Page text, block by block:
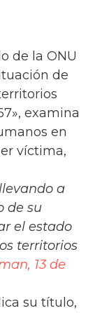
de la ONU
de
examina
en
víctima,
a
de su
el estado
territorios
13 de
su título,